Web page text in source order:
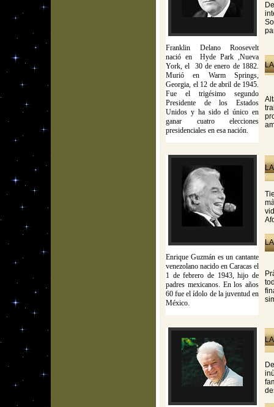
Franklin Delano Roosevelt
nació en Hyde Park ,Nueva
York, el 30 de enero de 1882.
Murió en Warm Springs,
Georgia, el 12 de abril de 1945.
Fue el trigésimo segundo
Presidente de los Estados
Unidos y ha sido el único en
ganar cuatro elecciones
presidenciales en esa nación.
Enrique Guzmán es un cantante
venezolano nacido en Caracas el
1 de febrero de 1943, hijo de
padres mexicanos. En los años
60 fue el ídolo de la juventud en
México.